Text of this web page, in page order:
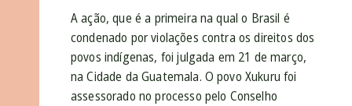
A ação, que é a primeira na qual o Brasil é
condenado por violações contra os direitos dos
povos indígenas, foi julgada em 21 de março,
na Cidade da Guatemala. O povo Xukuru foi
assessorado no processo pelo Conselho